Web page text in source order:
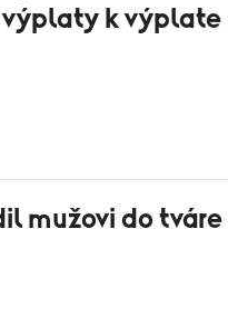
k výplate
mužovi do tváre